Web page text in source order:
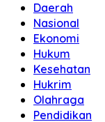
Daerah
Nasional
Ekonomi
Hukum
Kesehatan
Hukrim
Olahraga
Pendidikan